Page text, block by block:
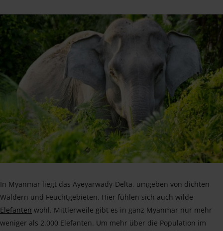
In Myanmar liegt das Ayeyarwady-Delta, umgeben von dichten
Wäldern und Feuchtgebieten. Hier fühlen sich auch wilde
Elefanten wohl. Mittlerweile gibt es in ganz Myanmar nur mehr
weniger als 2.000 Elefanten. Um mehr über die Population im